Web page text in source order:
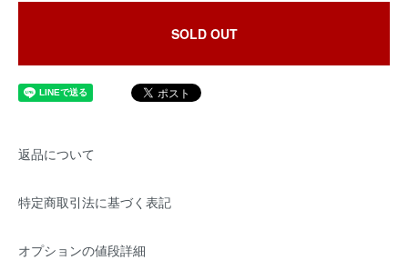
SOLD OUT
返品について
特定商取引法に基づく表記
オプションの値段詳細